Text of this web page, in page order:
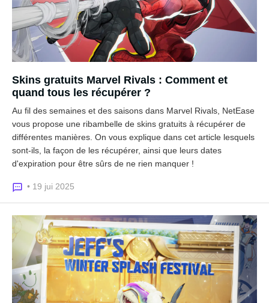
Skins gratuits Marvel Rivals : Comment et
quand tous les récupérer ?
Au fil des semaines et des saisons dans Marvel Rivals, NetEase
vous propose une ribambelle de skins gratuits à récupérer de
différentes manières. On vous explique dans cet article lesquels
sont-ils, la façon de les récupérer, ainsi que leurs dates
d'expiration pour être sûrs de ne rien manquer !
• 19 jui 2025